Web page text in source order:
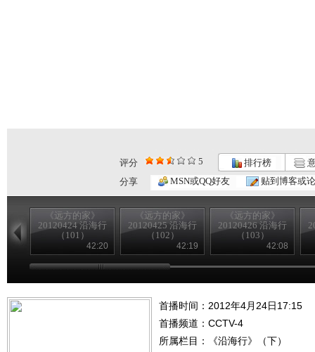
评分 5 排行榜
分享
MSN或QQ好友 贴到博客或
《远方的家》
20120424 沿海行
（101）
42:20
《远方的家》
20120425 沿海行
（102）
42:19
《远方的家》
20120426 沿海行
（103）
42:08
首播时间：2012年4月24日17:15
首播频道： CCTV-4
所属栏目：
《沿海行》（下）